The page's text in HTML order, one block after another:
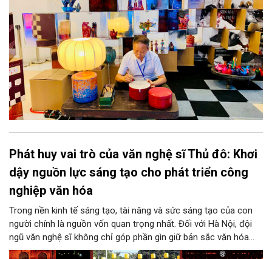
Phát huy vai trò của văn nghệ sĩ Thủ đô: Khơi
dậy nguồn lực sáng tạo cho phát triển công
nghiệp văn hóa
Trong nền kinh tế sáng tạo, tài năng và sức sáng tạo của con
người chính là nguồn vốn quan trọng nhất. Đối với Hà Nội, đội
ngũ văn nghệ sĩ không chỉ góp phần gìn giữ bản sắc văn hóa
mà còn giữ vai trò trung tâm trong quá trình hình thành các sản